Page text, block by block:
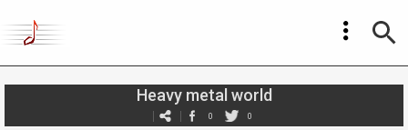
Heavy metal world
0 0